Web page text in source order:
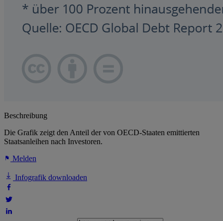
Beschreibung
Die Grafik zeigt den Anteil der von OECD-Staaten emittierten
Staatsanleihen nach Investoren.
Melden
Infografik downloaden